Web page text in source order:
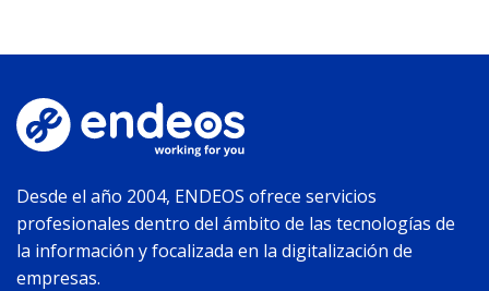
Desde el año 2004, ENDEOS ofrece servicios
profesionales dentro del ámbito de las tecnologías de
la información y focalizada en la digitalización de
empresas.